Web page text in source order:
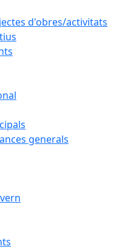
d'obres/activitats
generals